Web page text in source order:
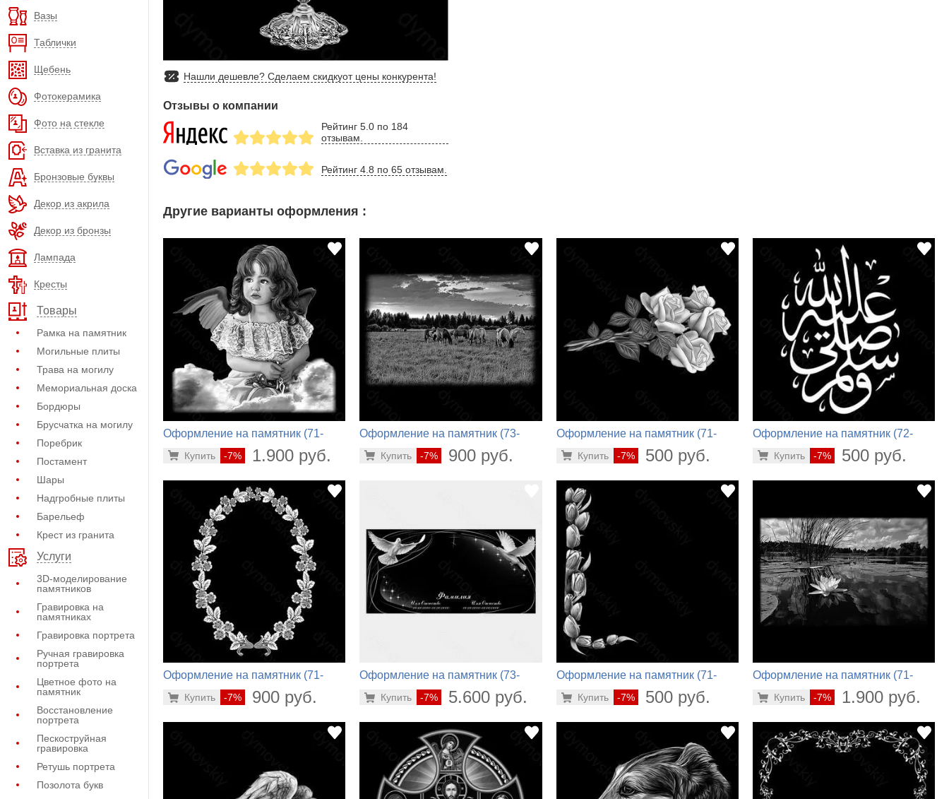
Вазы
Таблички
Щебень
Фотокерамика
Фото на стекле
Вставка из гранита
Бронзовые буквы
Декор из акрила
Декор из бронзы
Лампада
Кресты
Товары
Рамка на памятник
Могильные плиты
Трава на могилу
Мемориальная доска
Бордюры
Брусчатка на могилу
Поребрик
Постамент
Шары
Надгробные плиты
Барельеф
Крест из гранита
Услуги
3D-моделирование
памятников
Гравировка на
памятниках
Гравировка портрета
Ручная гравировка
портрета
Цветное фото на
памятник
Восстановление
портрета
Пескоструйная
гравировка
Ретушь портрета
Позолота букв
Нашли дешевле? Сделаем скидкуот цены конкурента!
Отзывы о компании
Рейтинг 5.0 по 184
отзывам.
Рейтинг 4.8 по 65 отзывам.
Другие варианты оформления :
Оформление на памятник (71-
-7% 1.900 руб.
Купить
Оформление на памятник (73-
-7% 900 руб.
Купить
Оформление на памятник (71-
-7% 500 руб.
Купить
Оформление на памятник (72-
-7% 500 руб.
Купить
Оформление на памятник (71-
-7% 900 руб.
Купить
Оформление на памятник (73-
-7% 5.600 руб.
Купить
Оформление на памятник (71-
-7% 500 руб.
Купить
Оформление на памятник (71-
-7% 1.900 руб.
Купить